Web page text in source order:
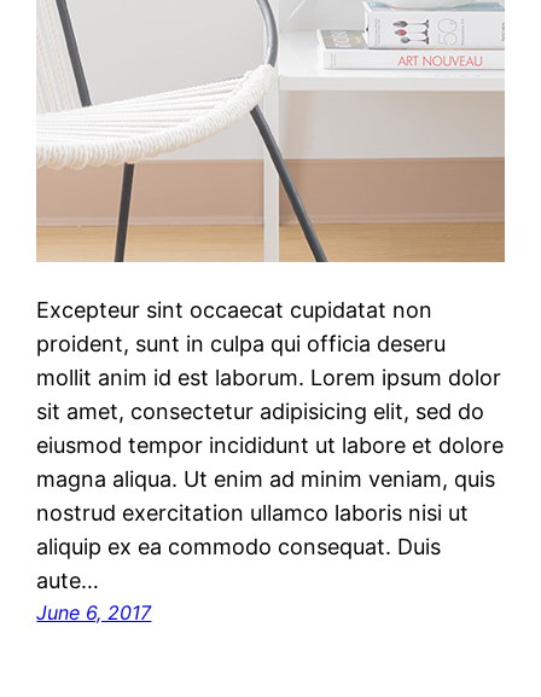
Excepteur sint occaecat cupidatat non
proident, sunt in culpa qui officia deseru
mollit anim id est laborum. Lorem ipsum dolor
sit amet, consectetur adipisicing elit, sed do
eiusmod tempor incididunt ut labore et dolore
magna aliqua. Ut enim ad minim veniam, quis
nostrud exercitation ullamco laboris nisi ut
aliquip ex ea commodo consequat. Duis
aute…
June 6, 2017